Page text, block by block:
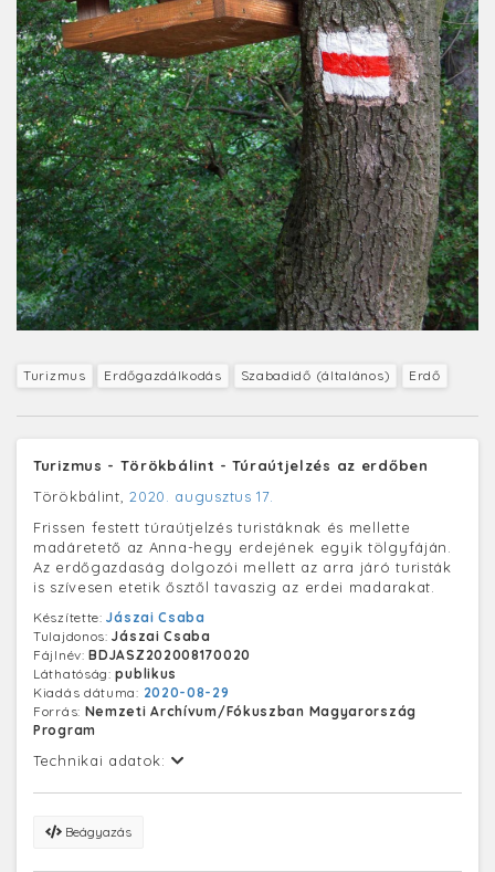
Turizmus Erdőgazdálkodás Szabadidő (általános) Erdő
Turizmus - Törökbálint - Túraútjelzés az erdőben
Törökbálint,2020. augusztus 17.
Frissen festett túraútjelzés turistáknak és mellette
madáretető az Anna-hegy erdejének egyik tölgyfáján.
Az erdőgazdaság dolgozói mellett az arra járó turisták
is szívesen etetik ősztől tavaszig az erdei madarakat.
Készítette:Jászai Csaba
Tulajdonos:Jászai Csaba
Fájlnév:BDJASZ202008170020
Láthatóság:publikus
Kiadás dátuma: 2020-08-29
Forrás: Nemzeti Archívum/Fókuszban Magyarország
Program
Technikai adatok:
Beágyazás